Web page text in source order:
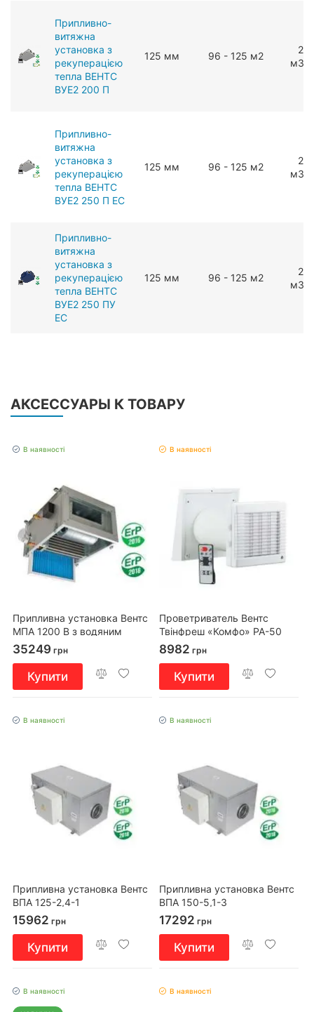
Припливно-
витяжна
установка з
рекуперацією
тепла ВЕНТС
ВУЕ2 200 П
125 мм 96 - 125 м2
мЗ/
Припливно-
витяжна
установка з
рекуперацією
тепла ВЕНТС
ВУЕ2 250 П ЕС
125 мм 96 - 125 м2
мЗ/
Припливно-
витяжна
установка з
рекуперацією
тепла ВЕНТС
ВУЕ2 250 ПУ
ЕС
125 мм 96 - 125 м2
мЗ/
АКСЕССУАРЫ К ТОВАРУ
В наявності
Припливна установка Вентс
МПА 1200 В з водяним
нагрівачем
35249 грн
Купити
В наявності
Проветриватель Вентс
Твінфреш «Комфо» РА-50
8982 грн
Купити
В наявності
Припливна установка Вентс
ВПА 125-2,4-1
15962 грн
Купити
В наявності
Припливна установка Вентс
ВПА 150-5,1-3
17292 грн
Купити
В наявності В наявності